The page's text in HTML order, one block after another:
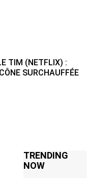
TIM (NETFLIX) :
SURCHAUFFÉE
TRENDING
NOW